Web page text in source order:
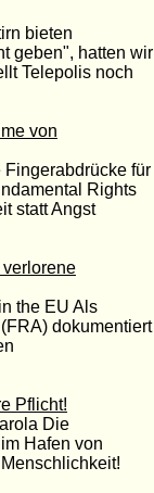
bieten
geben", hatten wir
Telepolis noch
von
Fingerabdrücke für
Rights
statt Angst
verlorene
the EU Als
dokumentiert
Pflicht!
Die
Hafen von